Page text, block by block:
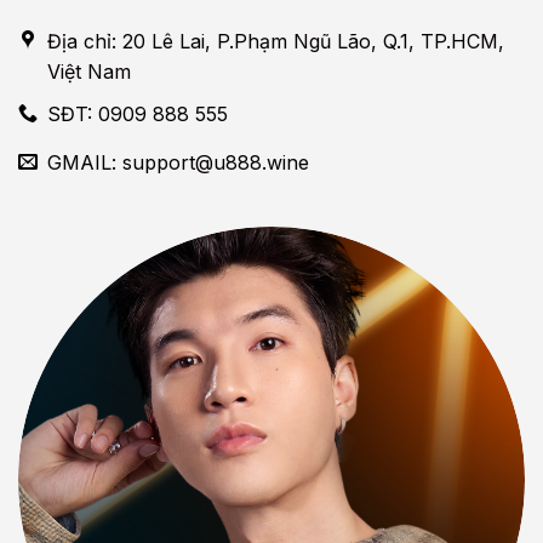
Địa chỉ: 20 Lê Lai, P.Phạm Ngũ Lão, Q.1, TP.HCM,
Việt Nam
SĐT: 0909 888 555
GMAIL: support@u888.wine